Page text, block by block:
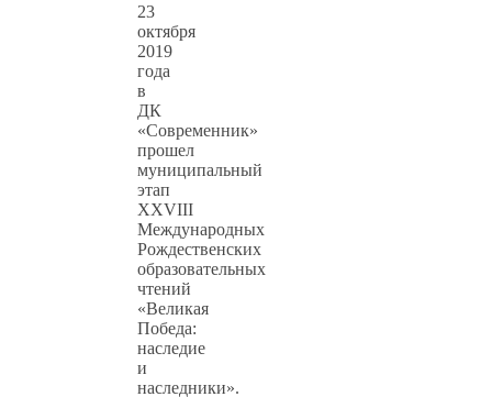
23
октября
2019
года
в
ДК
«Современник»
прошел
муниципальный
этап
ХХVIII
Международных
Рождественских
образовательных
чтений
«Великая
Победа:
наследие
и
наследники».